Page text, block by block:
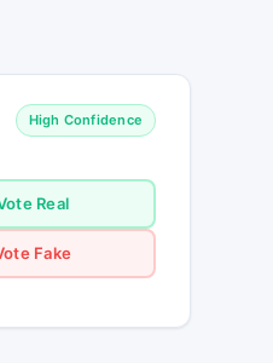
prix de Bitcoin
persistent, rester
du monde